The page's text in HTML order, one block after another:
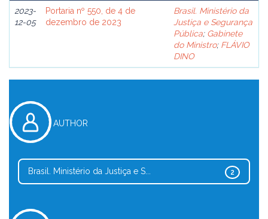
2023-
12-05
Portaria nº 550, de 4 de
dezembro de 2023
Brasil. Ministério da
Justiça e Segurança
Pública; Gabinete
do Ministro; FLÁVIO
DINO
AUTHOR
2
Brasil. Ministério da Justiça e S...